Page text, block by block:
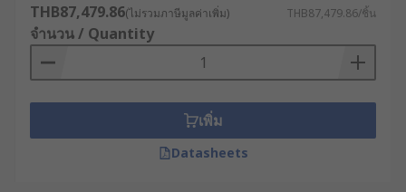
THB87,479.86(ไม่รวมภาษีมูลค่าเพิ่ม) THB87,479.86/ชิ้น
จำนวน / Quantity
เพิ่ม
Datasheets